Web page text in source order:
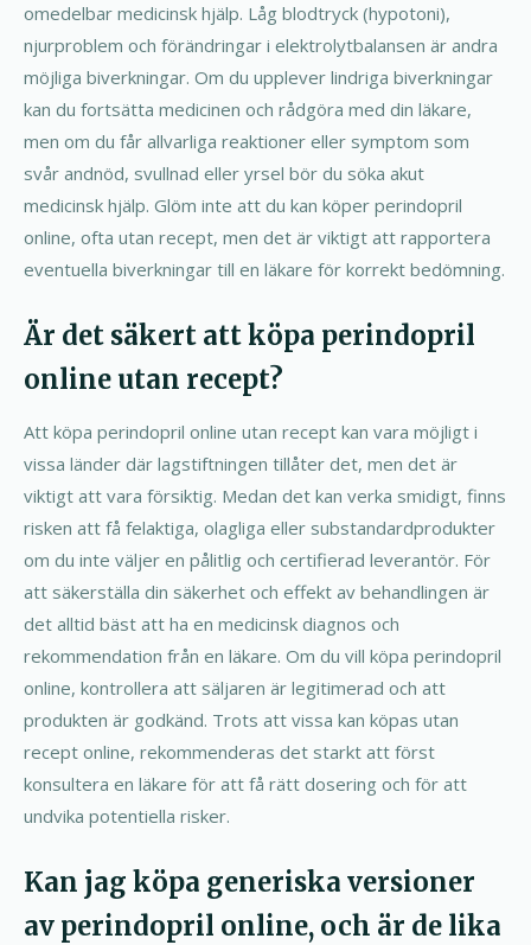
omedelbar medicinsk hjälp. Låg blodtryck (hypotoni),
njurproblem och förändringar i elektrolytbalansen är andra
möjliga biverkningar. Om du upplever lindriga biverkningar
kan du fortsätta medicinen och rådgöra med din läkare,
men om du får allvarliga reaktioner eller symptom som
svår andnöd, svullnad eller yrsel bör du söka akut
medicinsk hjälp. Glöm inte att du kan köper perindopril
online, ofta utan recept, men det är viktigt att rapportera
eventuella biverkningar till en läkare för korrekt bedömning.
Är det säkert att köpa perindopril
online utan recept?
Att köpa perindopril online utan recept kan vara möjligt i
vissa länder där lagstiftningen tillåter det, men det är
viktigt att vara försiktig. Medan det kan verka smidigt, finns
risken att få felaktiga, olagliga eller substandardprodukter
om du inte väljer en pålitlig och certifierad leverantör. För
att säkerställa din säkerhet och effekt av behandlingen är
det alltid bäst att ha en medicinsk diagnos och
rekommendation från en läkare. Om du vill köpa perindopril
online, kontrollera att säljaren är legitimerad och att
produkten är godkänd. Trots att vissa kan köpas utan
recept online, rekommenderas det starkt att först
konsultera en läkare för att få rätt dosering och för att
undvika potentiella risker.
Kan jag köpa generiska versioner
av perindopril online, och är de lika